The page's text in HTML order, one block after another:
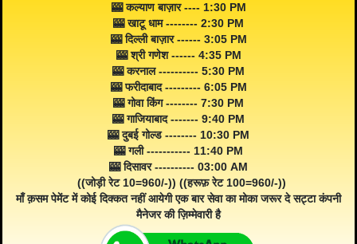
🎰 कल्याण बाज़ार ---- 1:30 PM
🎰 खाटू धाम -------- 2:30 PM
🎰 दिल्ली बाज़ार ------ 3:05 PM
🎰 श्री गणेश ------ 4:35 PM
🎰 करनाल ---------- 5:30 PM
🎰 फरीदाबाद --------- 6:05 PM
🎰 गोवा किंग -------- 7:30 PM
🎰 गाजियाबाद ------- 9:40 PM
🎰 दुबई गोल्ड -------- 10:30 PM
🎰 गली ----------- 11:40 PM
🎰 दिसावर ---------- 03:00 AM
((जोड़ी रेट 10=960/-)) ((हरूफ़ रेट 100=960/-))
माँ क़सम पेमेंट में कोई दिक्कत नहीं आयेगी एक बार सेवा का मोका जरूर दे सट्टा कंपनी
मैनेजर की ज़िम्मेवारी है